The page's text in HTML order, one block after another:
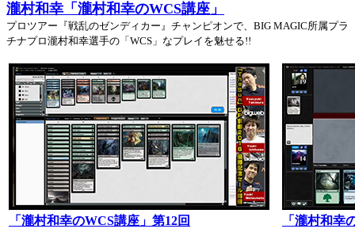
瀧村和幸「瀧村和幸のWCS講座」
プロツアー『戦乱のゼンディカー』チャンピオンで、BIG MAGIC所属プラ
チナプロ瀧村和幸選手の「WCS」なプレイを魅せる!!
「瀧村和幸のWCS講座」第12回 「瀧村和幸